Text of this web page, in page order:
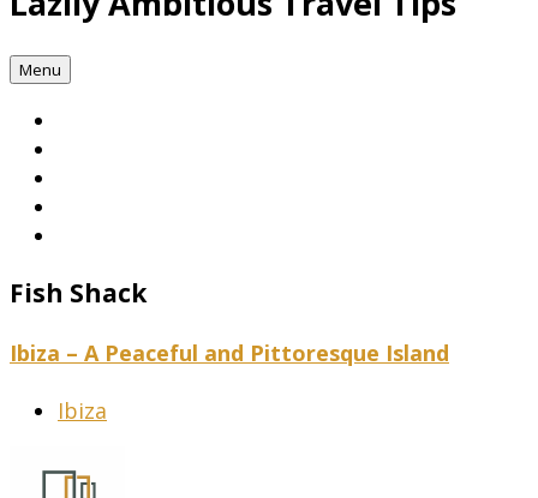
Menu
Fish Shack
Ibiza – A Peaceful and Pittoresque Island
Ibiza